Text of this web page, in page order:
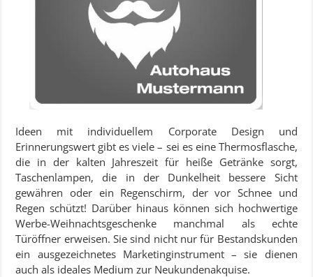
Ideen mit individuellem Corporate Design und
Erinnerungswert gibt es viele – sei es eine Thermosflasche,
die in der kalten Jahreszeit für heiße Getränke sorgt,
Taschenlampen, die in der Dunkelheit bessere Sicht
gewähren oder ein Regenschirm, der vor Schnee und
Regen schützt! Darüber hinaus können sich hochwertige
Werbe-Weihnachtsgeschenke manchmal als echte
Türöffner erweisen. Sie sind nicht nur für Bestandskunden
ein ausgezeichnetes Marketinginstrument – sie dienen
auch als ideales Medium zur Neukundenakquise.